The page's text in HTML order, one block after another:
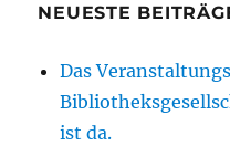
NEUESTE
Das
ist da.